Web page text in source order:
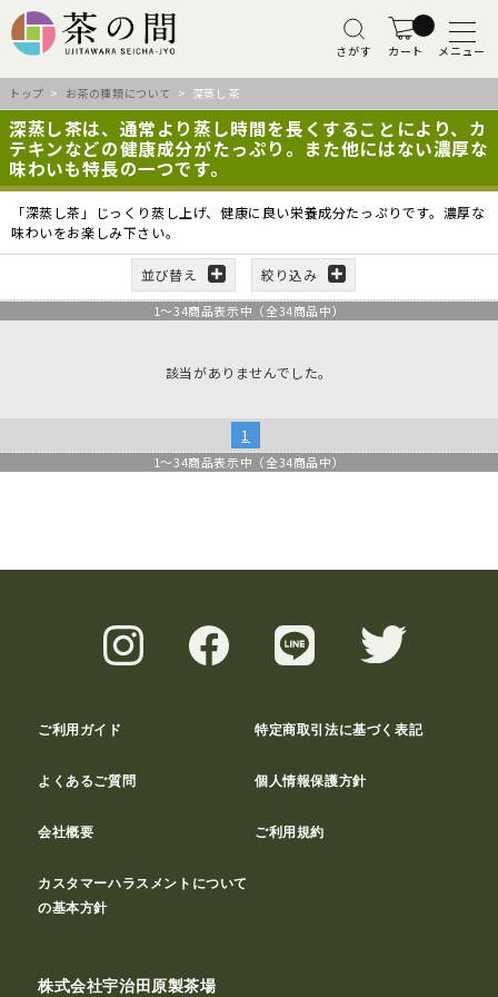
さがす カート メニュー
トップ > お茶の種類について > 深蒸し茶
深蒸し茶は、通常より蒸し時間を長くすることにより、カ
テキンなどの健康成分がたっぷり。また他にはない濃厚な
味わいも特長の一つです。
「深蒸し茶」じっくり蒸し上げ、健康に良い栄養成分たっぷりです。濃厚な
味わいをお楽しみ下さい。
並び替え 絞り込み
1～34商品表示中（全34商品中）
該当がありませんでした。
1
1～34商品表示中（全34商品中）
ご利用ガイド 特定商取引法に基づく表記
よくあるご質問 個人情報保護方針
会社概要 ご利用規約
カスタマーハラスメントについて
の基本方針
株式会社宇治田原製茶場